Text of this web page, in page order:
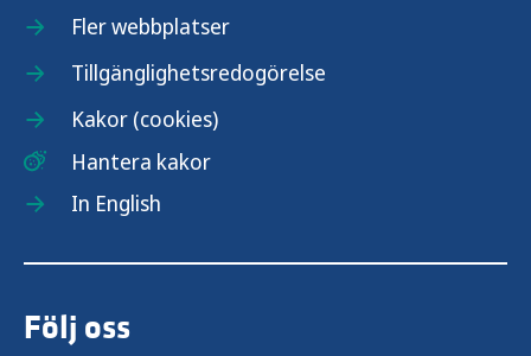
Fler webbplatser
Tillgänglighetsredogörelse
Kakor (cookies)
Hantera kakor
In English
Följ oss